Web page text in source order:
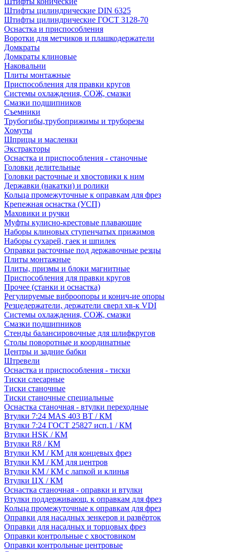
Штифты цилиндрические DIN 6325
Штифты цилиндрические ГОСТ 3128-70
Оснастка и приспособления
Воротки для метчиков и плашкодержатели
Домкраты
Домкраты клиновые
Наковальни
Плиты монтажные
Приспособления для правки кругов
Системы охлаждения, СОЖ, смазки
Смазки подшипников
Съемники
Трубогибы,трубоприжимы и труборезы
Хомуты
Шприцы и масленки
Экстракторы
Оснастка и приспособления - станочные
Головки делительные
Головки расточные и хвостовики к ним
Державки (накатки) и ролики
Кольца промежуточные к оправкам для фрез
Крепежная оснастка (УСП)
Маховики и ручки
Муфты кулисно-крестовые плавающие
Наборы клиновых ступенчатых прижимов
Наборы сухарей, гаек и шпилек
Оправки расточные под державочные резцы
Плиты монтажные
Плиты, призмы и блоки магнитные
Приспособления для правки кругов
Прочее (станки и оснастка)
Регулируемые виброопоры и конич-ие опоры
Резцедержатели, держатели сверл хв-к VDI
Системы охлаждения, СОЖ, смазки
Смазки подшипников
Стенды балансировочные для шлифкругов
Столы поворотные и координатные
Центры и задние бабки
Штревели
Оснастка и приспособления - тиски
Тиски слесарные
Тиски станочные
Тиски станочные специальные
Оснастка станочная - втулки переходные
Втулки 7:24 MAS 403 BT / КМ
Втулки 7:24 ГОСТ 25827 исп.1 / КМ
Втулки HSK / КМ
Втулки R8 / КМ
Втулки КМ / КМ для концевых фрез
Втулки КМ / КМ для центров
Втулки КМ / КМ с лапкой и клинья
Втулки ЦХ / КМ
Оснастка станочная - оправки и втулки
Втулки поддерживающ. к оправкам для фрез
Кольца промежуточные к оправкам для фрез
Оправки для насадных зенкеров и развёрток
Оправки для насадных и торцовых фрез
Оправки контрольные с хвостовиком
Оправки контрольные центровые